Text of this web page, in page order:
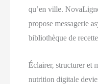
qu’en ville.
propose messagerie
bibliothèque de
Éclairer, structurer et
nutrition digitale